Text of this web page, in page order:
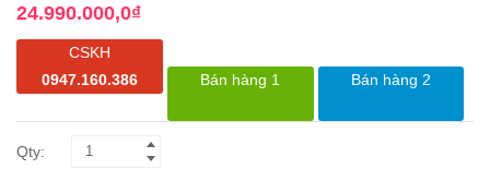
24.990.000,0₫
CSKH
0947.160.386
Bán hàng 1 Bán hàng 2